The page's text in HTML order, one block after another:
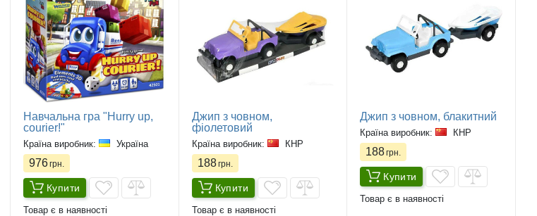
Навчальна гра "Hurry up,
courier!"
Країна виробник: Україна
976грн.
Купити
Товар є в наявності
Джип з човном,
фіолетовий
Країна виробник: КНР
188грн.
Купити
Товар є в наявності
Джип з човном, блакитний
Країна виробник: КНР
188грн.
Купити
Товар є в наявності